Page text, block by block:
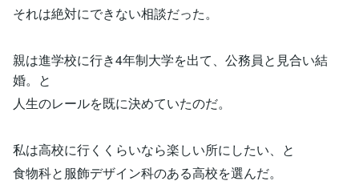
それは絶対にできない相談だった。
親は進学校に行き4年制大学を出て、公務員と見合い結
婚。と
人生のレールを既に決めていたのだ。
私は高校に行くくらいなら楽しい所にしたい、と
食物科と服飾デザイン科のある高校を選んだ。